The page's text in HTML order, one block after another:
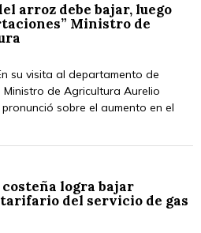
arroz debe bajar, luego
Ministro de
su visita al departamento de
Ministro de Agricultura Aurelio
sobre el aumento en el
costeña logra bajar
del servicio de gas